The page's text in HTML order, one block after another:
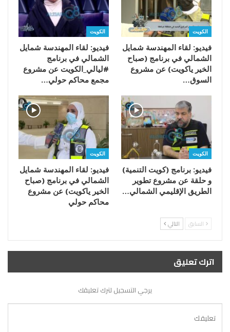
الكويت
فيديو: لقاء المهندسة شمايل
الشمالي في برنامج (صباح
الخير ياكويت) عن مشروع
السوق…
الكويت
فيديو: لقاء المهندسة شمايل
الشمالي في برنامج
#ليالي_الكويت عن مشروع
مجمع محاكم حولي…
الكويت
فيديو: برنامج (كويت التنمية)
و حلقة عن مشروع تطوير
الطريق الإقليمي الشمالي…
الكويت
فيديو: لقاء المهندسة شمايل
الشمالي في برنامج (صباح
الخير ياكويت) عن مشروع
محاكم حولي
السابق التالي
اترك تعليق
يرجي التسجيل لترك تعليقك